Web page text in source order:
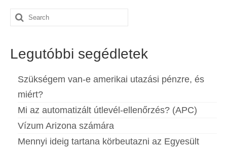
Search
Legutóbbi segédletek
Szükségem van-e amerikai utazási pénzre, és
miért?
Mi az automatizált útlevél-ellenőrzés? (APC)
Vízum Arizona számára
Mennyi ideig tartana körbeutazni az Egyesült